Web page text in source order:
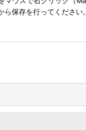
保存を行ってください。